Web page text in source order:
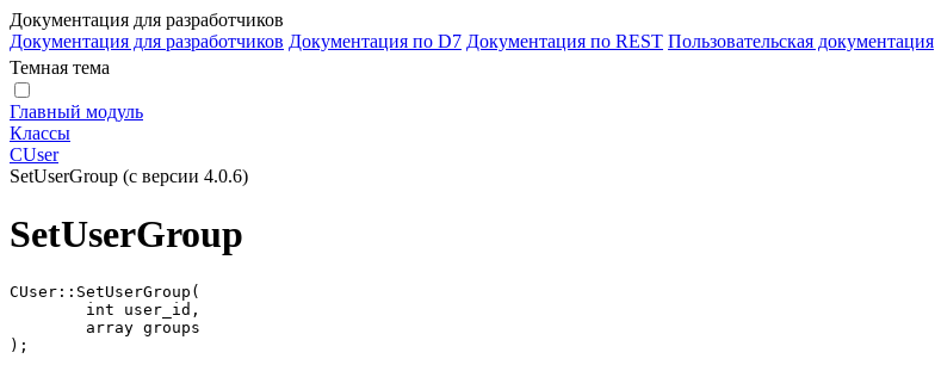
Документация для разработчиков
Документация для разработчиков Документация по D7 Документация по REST Пользовательская документация
Темная тема
Главный модуль
Классы
CUser
SetUserGroup (с версии 4.0.6)
SetUserGroup
CUser::SetUserGroup(
);